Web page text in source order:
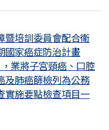
暨培訓委員會配合衛
國家癌症防治計畫
業將子宮頸癌、口腔
及肺癌篩檢列為公務
實施要點檢查項目一